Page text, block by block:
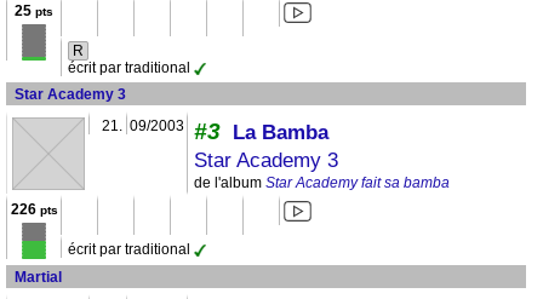
25 pts
R
écrit par traditional
Star Academy 3
21. 09/2003 #3 La Bamba
Star Academy 3
de l'album Star Academy fait sa bamba
226pts
écrit par traditional
Martial